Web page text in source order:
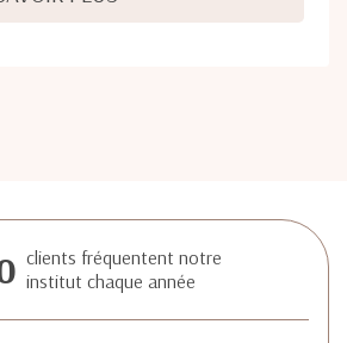
clients fréquentent notre
institut chaque année